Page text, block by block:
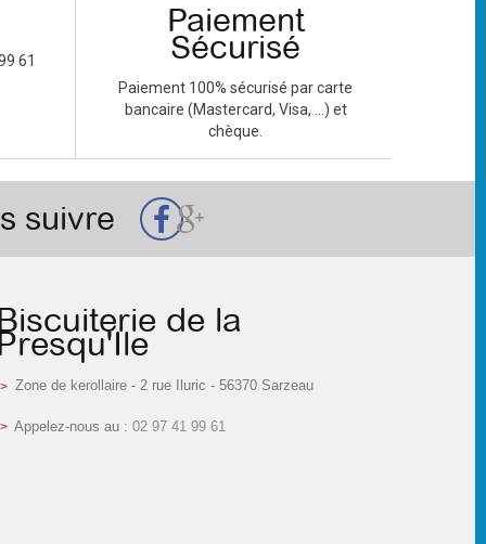
61
Paiement
Sécurisé
Paiement 100% sécurisé par carte
bancaire (Mastercard, Visa, ...) et
chèque.
suivre
de la
Zone de kerollaire - 2 rue Iluric - 56370 Sarzeau
Appelez-nous au : 02 97 41 99 61